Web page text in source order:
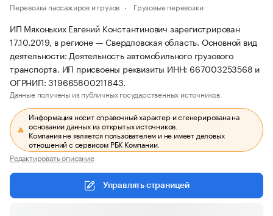
Перевозка пассажиров и грузов Грузовые перевозки
ИП Мяконьких Евгений Константинович зарегистрирован
17.10.2019, в регионе — Свердловская область. Основной вид
деятельности: Деятельность автомобильного грузового
транспорта. ИП присвоены реквизиты ИНН: 667003253568 и
ОГРНИП: 319665800211843.
Данные получены из публичных государственных источников.
Информация носит справочный характер и сгенерирована на
основании данных из открытых источников.
Компания не является пользователем и не имеет деловых
отношений с сервисом РБК Компании.
Редактировать описание
Управлять страницей